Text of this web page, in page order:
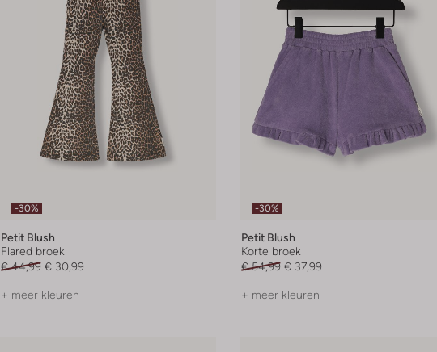
-30%
Petit Blush
Flared broek
€ 44,99 € 30,99
+ meer kleuren
-30%
Petit Blush
Korte broek
€ 54,99 € 37,99
+ meer kleuren